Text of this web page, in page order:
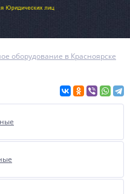
оборудование в Красноярске